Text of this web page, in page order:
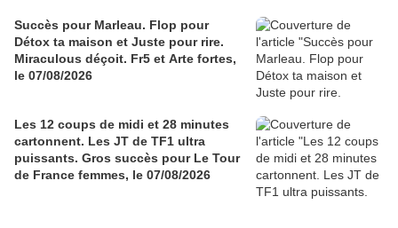
Succès pour Marleau. Flop pour
Détox ta maison et Juste pour rire.
Miraculous déçoit. Fr5 et Arte fortes,
le 07/08/2026
Les 12 coups de midi et 28 minutes
cartonnent. Les JT de TF1 ultra
puissants. Gros succès pour Le Tour
de France femmes, le 07/08/2026